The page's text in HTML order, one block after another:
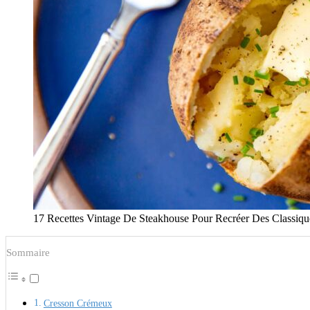
17 Recettes Vintage De Steakhouse Pour Recréer Des
Sommaire
Cresson Crémeux